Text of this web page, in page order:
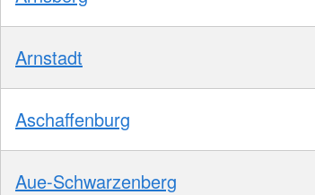
Arnstadt
Aschaffenburg
Aue-Schwarzenberg